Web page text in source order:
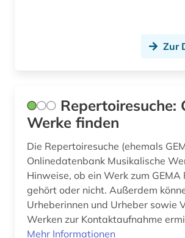
lieferbare werke (1)
literaturwissenschaft (3)
malen (1)
mathe (1)
Zur
Repertoiresuche:
Werke finden
Die Repertoiresuche (ehemals
Onlinedatenbank Musikalische
Hinweise, ob ein Werk zum GEMA
gehört oder nicht. Außerdem
Urheberinnen und Urheber sowie
Werken zur Kontaktaufnahme
Mehr Informationen